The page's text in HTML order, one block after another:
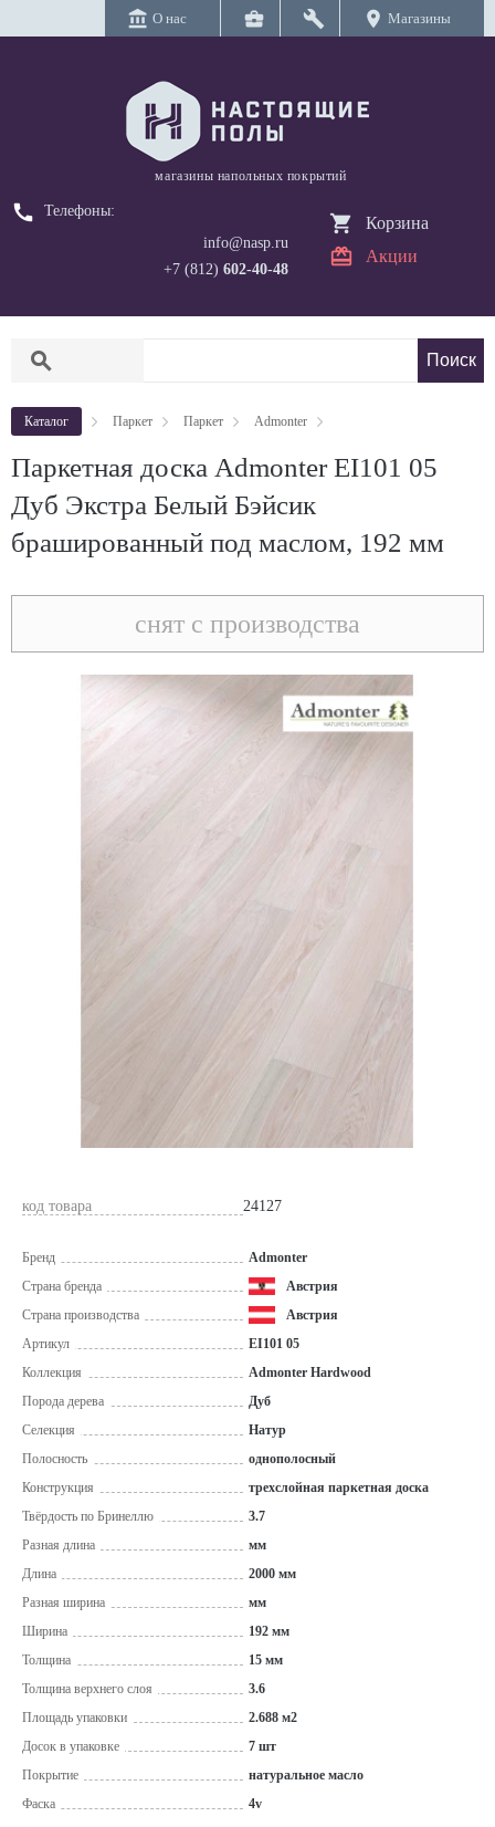
account_balance О нас business_center build location_on Магазины
магазины напольных покрытий
call
Телефоны:
info@nasp.ru
+7 (812) 602-40-48
Корзина
Акции
search
Каталог Паркет Паркет Admonter
Паркетная доска Admonter EI101 05
Дуб Экстра Белый Бэйсик
брашированный под маслом, 192 мм
снят с производства
код товара 24127
Бренд
Admonter
Страна бренда
Австрия
Страна производства
Австрия
Артикул
EI101 05
Коллекция
Admonter Hardwood
Порода дерева
Дуб
Селекция
Натур
Полосность
однополосный
Конструкция
трехслойная паркетная доска
Твёрдость по Бринеллю
3.7
Разная длина
мм
Длина
2000 мм
Разная ширина
мм
Ширина
192 мм
Толщина
15 мм
Толщина верхнего слоя
3.6
Площадь упаковки
2.688 м2
Досок в упаковке
7 шт
Покрытие
натуральное масло
Фаска
4v